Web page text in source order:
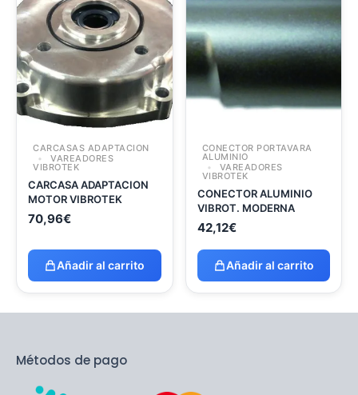
CARCASAS ADAPTACION
VAREADORES
VIBROTEK
CARCASA ADAPTACION
MOTOR VIBROTEK
70,96€
Añadir al carrito
CONECTOR PORTAVARA
ALUMINIO
VAREADORES
VIBROTEK
CONECTOR ALUMINIO
VIBROT. MODERNA
42,12€
Añadir al carrito
Métodos de pago